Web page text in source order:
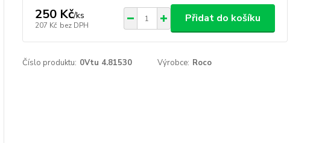
250 Kč/ks
207 Kč bez DPH
Přidat do košíku
Číslo produktu: 0Vtu 4.81530 Výrobce: Roco